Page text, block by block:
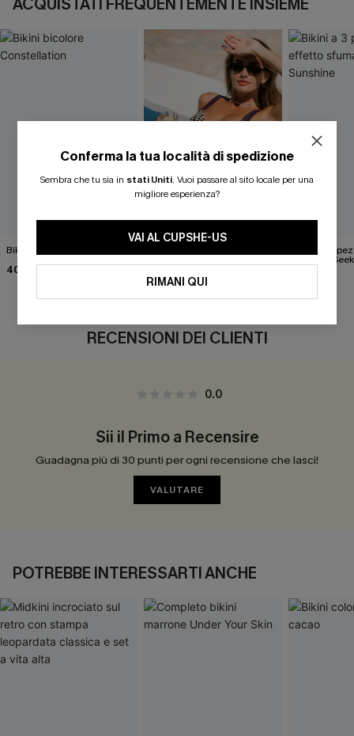
Bikini bicolore Constellation
40,00 €
31,00 € 39,00 €
Bikini a 3
sfumato
RECENSIONI DEI CLIENTI
0.0
Sii il Primo a Recensire
Guadagna più di 30 punti per ogni recensione che lasci!
VALUTARE
POTREBBE INTERESSARTI ANCHE
Conferma la tua località di spedizione
Sembra che tu sia in stati Uniti. Vuoi passare al sito locale per una
migliore esperienza?
VAI AL CUPSHE-US
RIMANI QUI